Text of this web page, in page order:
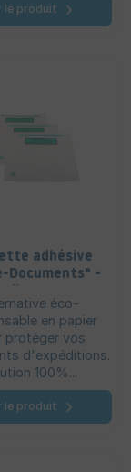
le produit
adhésive
Documents" -
éco-
en papier
protéger vos
d'expéditions.
100%...
le produit